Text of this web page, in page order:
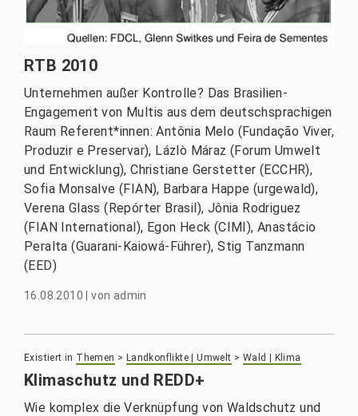
RTB 2010
Unternehmen außer Kontrolle? Das Brasilien-
Engagement von Multis aus dem deutschsprachigen
Raum Referent*innen: Antônia Melo (Fundação Viver,
Produzir e Preservar), Lázlò Máraz (Forum Umwelt
und Entwicklung), Christiane Gerstetter (ECCHR),
Sofia Monsalve (FIAN), Barbara Happe (urgewald),
Verena Glass (Repórter Brasil), Jônia Rodriguez
(FIAN International), Egon Heck (CIMI), Anastácio
Peralta (Guarani-Kaiowá-Führer), Stig Tanzmann
(EED)
16.08.2010 |von admin
Existiert in Themen > Landkonflikte | Umwelt > Wald | Klima
Klimaschutz und REDD+
Wie komplex die Verknüpfung von Waldschutz und